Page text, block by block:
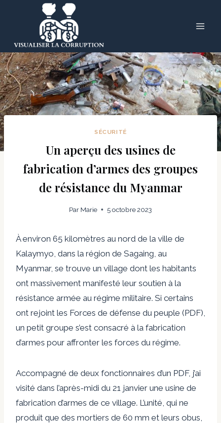
SÉCURITÉ
Un aperçu des usines de
fabrication d’armes des groupes
de résistance du Myanmar
Par Marie 5 octobre 2023
À environ 65 kilomètres au nord de la ville de
Kalaymyo, dans la région de Sagaing, au
Myanmar, se trouve un village dont les habitants
ont massivement manifesté leur soutien à la
résistance armée au régime militaire. Si certains
ont rejoint les Forces de défense du peuple (PDF),
un petit groupe s’est consacré à la fabrication
d’armes pour affronter les forces du régime.
Accompagné de deux fonctionnaires d’un PDF, j’ai
visité dans l’après-midi du 21 janvier une usine de
fabrication d’armes de ce village. L’unité, qui ne
produit que des mortiers de 60 mm et leurs obus,